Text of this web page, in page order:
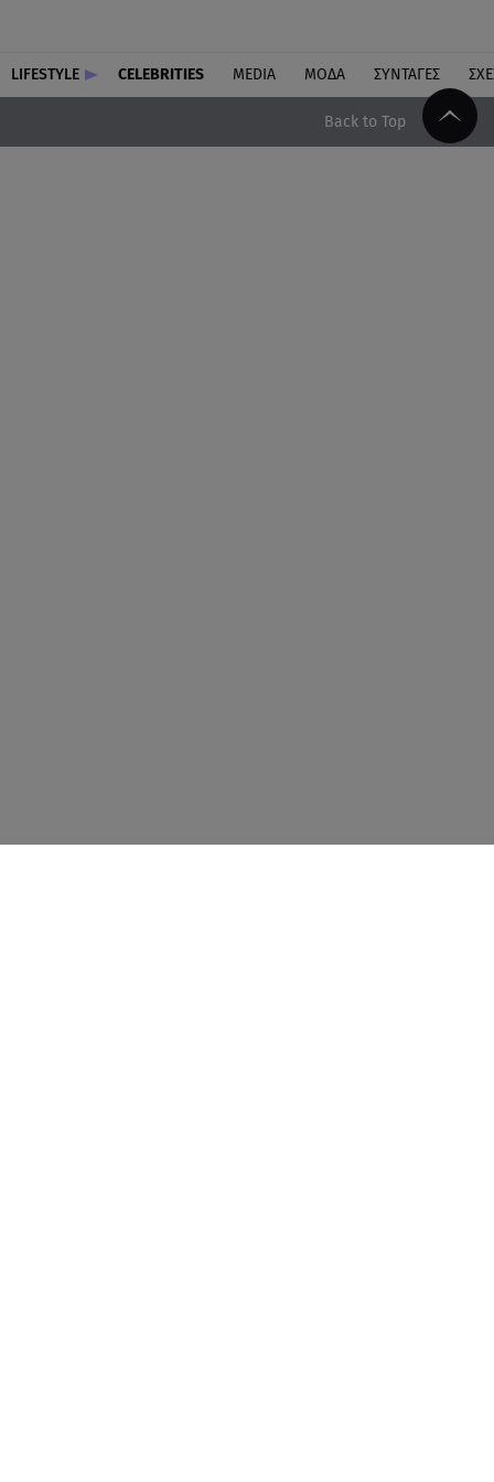
LIFESTYLE CELEBRITIES MEDIA ΜΟΔΑ ΣΥΝΤΑΓΕΣ
Back to Top